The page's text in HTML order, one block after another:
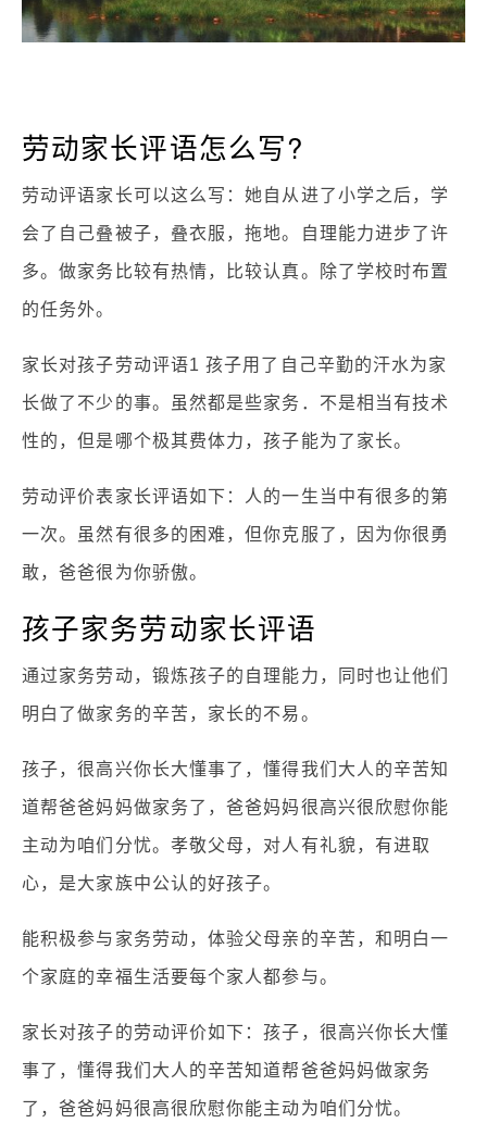
劳动家长评语怎么写?
劳动评语家长可以这么写：她自从进了小学之后，学
会了自己叠被子，叠衣服，拖地。自理能力进步了许
多。做家务比较有热情，比较认真。除了学校时布置
的任务外。
家长对孩子劳动评语1 孩子用了自己辛勤的汗水为家
长做了不少的事。虽然都是些家务．不是相当有技术
性的，但是哪个极其费体力，孩子能为了家长。
劳动评价表家长评语如下：人的一生当中有很多的第
一次。虽然有很多的困难，但你克服了，因为你很勇
敢，爸爸很为你骄傲。
孩子家务劳动家长评语
通过家务劳动，锻炼孩子的自理能力，同时也让他们
明白了做家务的辛苦，家长的不易。
孩子，很高兴你长大懂事了，懂得我们大人的辛苦知
道帮爸爸妈妈做家务了，爸爸妈妈很高兴很欣慰你能
主动为咱们分忧。孝敬父母，对人有礼貌，有进取
心，是大家族中公认的好孩子。
能积极参与家务劳动，体验父母亲的辛苦，和明白一
个家庭的幸福生活要每个家人都参与。
家长对孩子的劳动评价如下：孩子，很高兴你长大懂
事了，懂得我们大人的辛苦知道帮爸爸妈妈做家务
了，爸爸妈妈很高很欣慰你能主动为咱们分忧。